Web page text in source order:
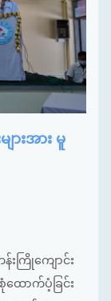
ားအား မူ
ကြိုကျောင်း
ထောက်ပံ့ခြင်း